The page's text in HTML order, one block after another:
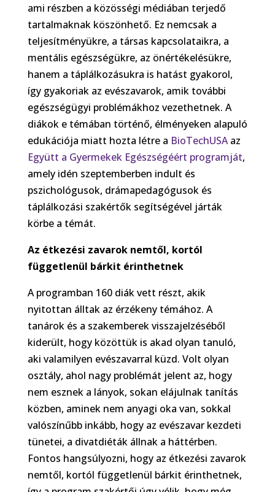
ami részben a közösségi médiában terjedő
tartalmaknak köszönhető. Ez nemcsak a
teljesítményükre, a társas kapcsolataikra, a
mentális egészségükre, az önértékelésükre,
hanem a táplálkozásukra is hatást gyakorol,
így gyakoriak az evészavarok, amik további
egészségügyi problémákhoz vezethetnek. A
diákok e témában történő, élményeken alapuló
edukációja miatt hozta létre a BioTechUSAaz
Együtt a Gyermekek Egészségéért programját,
amely idén szeptemberben indult és
pszichológusok, drámapedagógusok és
táplálkozási szakértők segítségével járták
körbe a témát.
Az étkezési zavarok nemtől, kortól
függetlenül bárkit érinthetnek
A programban 160 diák vett részt, akik
nyitottan álltak az érzékeny témához. A
tanárok és a szakemberek visszajelzéséből
kiderült, hogy közöttük is akad olyan tanuló,
aki valamilyen evészavarral küzd. Volt olyan
osztály, ahol nagy problémát jelent az, hogy
nem esznek a lányok, sokan elájulnak tanítás
közben, aminek nem anyagi oka van, sokkal
valószínűbb inkább, hogy az evészavar kezdeti
tünetei, a divatdiéták állnak a háttérben.
Fontos hangsúlyozni, hogy az étkezési zavarok
nemtől, kortól függetlenül bárkit érinthetnek,